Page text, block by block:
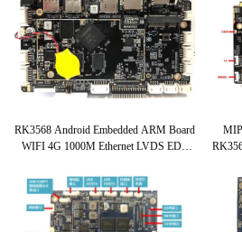
RK3568 Android Embedded ARM Board
WIFI 4G 1000M Ethernet LVDS EDP